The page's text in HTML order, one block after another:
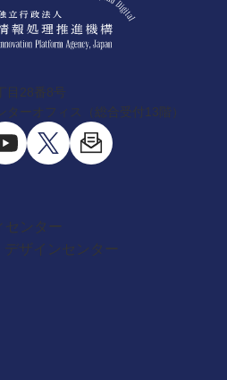
目28番8号
ターオフィス（総合受付13階）
センター
ザインセンター